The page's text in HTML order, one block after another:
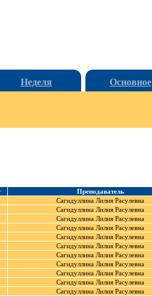
Неделя Основное
Преподаватель
Сагидуллина Лилия Расулевна
Сагидуллина Лилия Расулевна
Сагидуллина Лилия Расулевна
Сагидуллина Лилия Расулевна
Сагидуллина Лилия Расулевна
Сагидуллина Лилия Расулевна
Сагидуллина Лилия Расулевна
Сагидуллина Лилия Расулевна
Сагидуллина Лилия Расулевна
Сагидуллина Лилия Расулевна
Сагидуллина Лилия Расулевна